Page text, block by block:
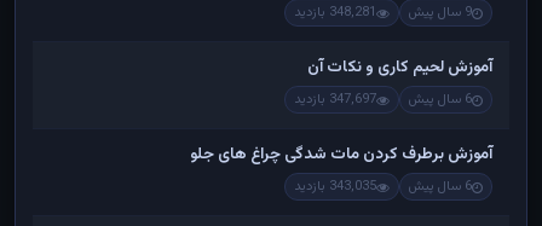
9 سال پیش 348,281 بازدید
آموزش لحیم کاری و نکات آن
6 سال پیش 347,697 بازدید
آموزش برطرف کردن مات شدگی چراغ های جلو
6 سال پیش 343,035 بازدید